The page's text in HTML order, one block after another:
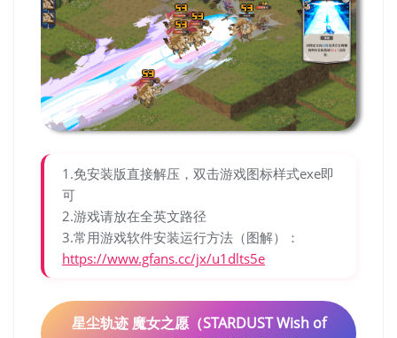
1.免安装版直接解压，双击游戏图标样式exe即
可
2.游戏请放在全英文路径
3.常用游戏软件安装运行方法（图解）：
https://www.gfans.cc/jx/u1dlts5e
星尘轨迹 魔女之愿（STARDUST Wish of